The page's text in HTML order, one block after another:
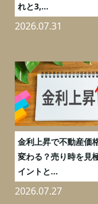
れと3,...
2026.07.31
金利上昇で不動産価
変わる？売り時を見
イントと...
2026.07.27